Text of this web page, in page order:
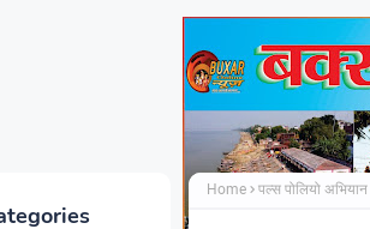
Home पल्स पोलियो